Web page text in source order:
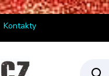
Kontakty